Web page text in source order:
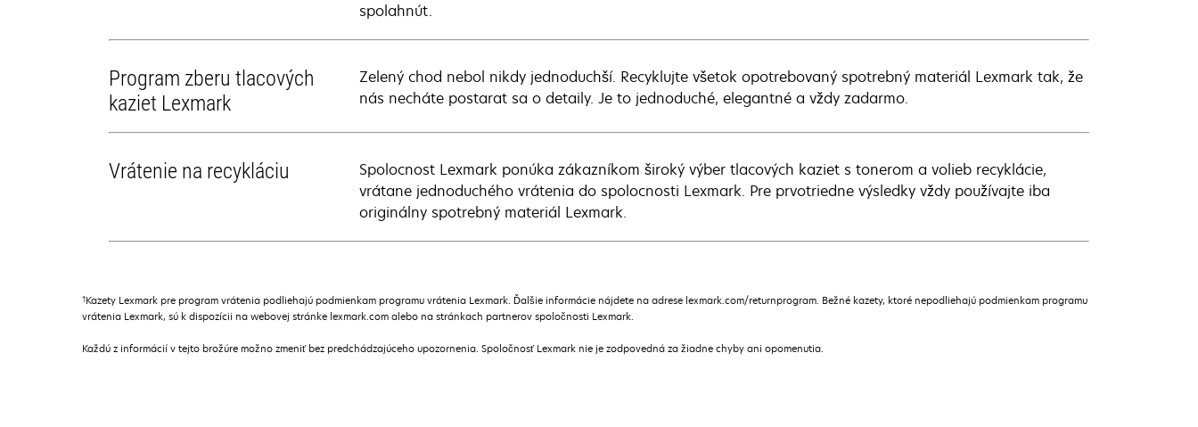
spolahnút.
Program zberu tlacových
kaziet Lexmark
Zelený chod nebol nikdy jednoduchší. Recyklujte všetok opotrebovaný spotrebný materiál Lexmark tak, že
nás necháte postarat sa o detaily. Je to jednoduché, elegantné a vždy zadarmo.
Vrátenie na recykláciu
Spolocnost Lexmark ponúka zákazníkom široký výber tlacových kaziet s tonerom a volieb recyklácie,
vrátane jednoduchého vrátenia do spolocnosti Lexmark. Pre prvotriedne výsledky vždy používajte iba
originálny spotrebný materiál Lexmark.
†Kazety Lexmark pre program vrátenia podliehajú podmienkam programu vrátenia Lexmark. Ďalšie informácie nájdete na adrese lexmark.com/returnprogram. Bežné kazety, ktoré nepodliehajú podmienkam programu
vrátenia Lexmark, sú k dispozícii na webovej stránke lexmark.com alebo na stránkach partnerov spoločnosti Lexmark.
Každú z informácií v tejto brožúre možno zmeniť bez predchádzajúceho upozornenia. Spoločnosť Lexmark nie je zodpovedná za žiadne chyby ani opomenutia.